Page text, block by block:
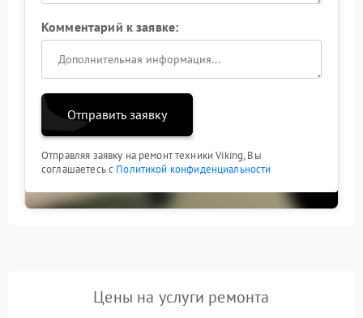
Комментарий к заявке:
Отправить заявку
Отправляя заявку на ремонт техники Viking, Вы
соглашаетесь с Политикой конфиденциальности
Цены на услуги ремонта